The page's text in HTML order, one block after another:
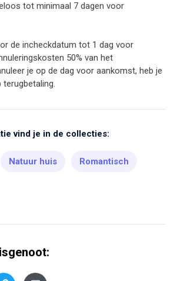
tot minimaal 7 dagen voor
de incheckdatum tot 1 dag voor
50% van het
je op de dag voor aankomst, heb je
vind je in de collecties:
Natuur huis Romantisch